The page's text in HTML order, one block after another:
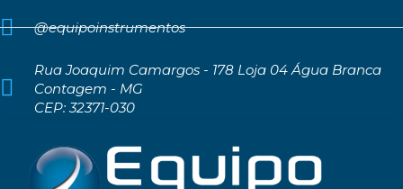
@equipoinstrumentos
Rua Joaquim Camargos - 178 Loja 04 Água Branca
Contagem - MG
CEP: 32371-030